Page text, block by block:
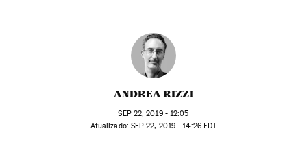
ANDREA RIZZI
SEP22, 2019 - 12:05
atualizado: SEP 22, 2019 - 14:26EDT